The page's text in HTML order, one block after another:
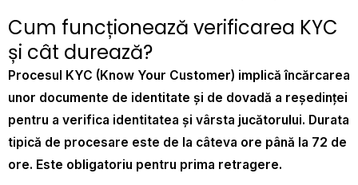
Cum funcționează verificarea KYC
și cât durează?
Procesul KYC (Know Your Customer) implică încărcarea
unor documente de identitate și de dovadă a reședinței
pentru a verifica identitatea și vârsta jucătorului. Durata
tipică de procesare este de la câteva ore până la 72 de
ore. Este obligatoriu pentru prima retragere.